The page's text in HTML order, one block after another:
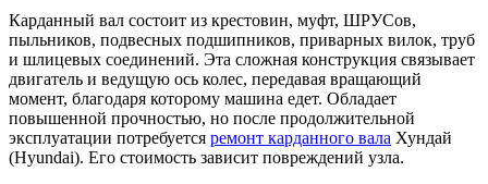
Карданный вал состоит из крестовин, муфт, ШРУСов,
пыльников, подвесных подшипников, приварных вилок, труб
и шлицевых соединений. Эта сложная конструкция связывает
двигатель и ведущую ось колес, передавая вращающий
момент, благодаря которому машина едет. Обладает
повышенной прочностью, но после продолжительной
эксплуатации потребуется ремонт карданного вала Хундай
(Hyundai). Его стоимость зависит повреждений узла.